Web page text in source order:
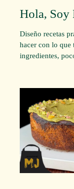
Hola, Soy
Diseño recetas
hacer con lo que
ingredientes,